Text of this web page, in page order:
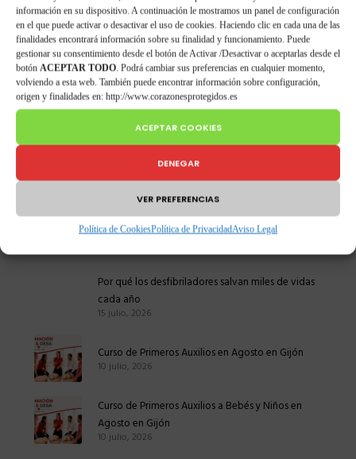
información en su dispositivo. A continuación le mostramos un panel de configuración
en el que puede activar o desactivar el uso de cookies. Haciendo clic en cada una de las
finalidades encontrará información sobre su finalidad y funcionamiento. Puede
gestionar su consentimiento desde el botón de Activar /Desactivar o aceptarlas desde el
botón ACEPTAR TODO. Podrá cambiar sus preferencias en cualquier momento,
volviendo a esta web. También puede encontrar información sobre configuración,
origen y finalidades en: http://www.corazonesprotegidos.es
ACEPTAR COOKIES
DENEGAR
VER PREFERENCIAS
Política de CookiesPolítica de PrivacidadAviso Legal
protección de datos
Acepto que me envíen comunicaciones comerciales
y promocionales
Por qué los desfibriladores salvan miles de vidas
cada año
15 julio, 2026
Curso de Primeros Auxilios en Agosto en Gijón
10 julio, 2026
Curso de Primeros Auxilios a Bebés y Niños en
Agosto en Gijón
10 julio, 2026